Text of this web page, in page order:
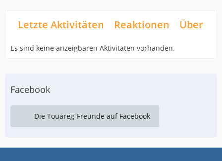
Letzte Aktivitäten Reaktionen Über
Es sind keine anzeigbaren Aktivitäten vorhanden.
Facebook
Die Touareg-Freunde auf Facebook